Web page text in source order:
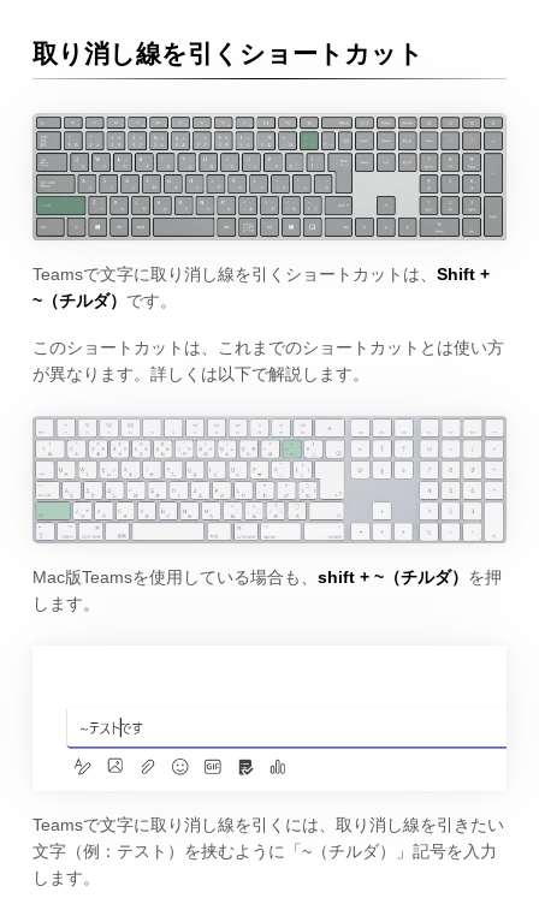
取り消し線を引くショートカット
Teamsで文字に取り消し線を引くショートカットは、 Shift +
~（チルダ） です。
このショートカットは、これまでのショートカットとは使い方
が異なります。詳しくは以下で解説します。
Mac版Teamsを使用している場合も、 shift + ~（チルダ） を押
します。
Teamsで文字に取り消し線を引くには、取り消し線を引きたい
文字（例：テスト）を挟むように「~（チルダ）」記号を入力
します。